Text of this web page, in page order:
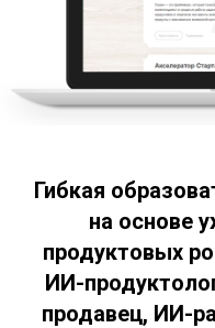
Гибкая
на основе
продуктовых
ИИ-
продавец, ИИ-